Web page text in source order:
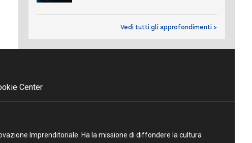
Vedi tutti gli approfondimenti >
Center
Imprenditoriale. Ha la missione di diffondere la cultura